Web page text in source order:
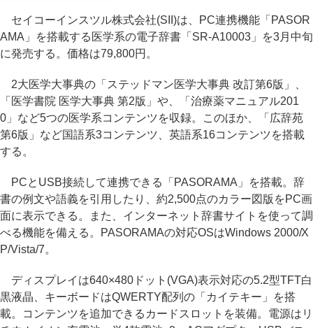
セイコーインスツル株式会社(SII)は、PC連携機能「PASOR
AMA」を搭載する医学系の電子辞書「SR-A10003」を3月中旬
に発売する。価格は79,800円。
2大医学大事典の「ステッドマン医学大事典 改訂第6版」、
「医学書院 医学大事典 第2版」や、「治療薬マニュアル201
0」など5つの医学系コンテンツを収録。このほか、「広辞苑
第6版」など国語系3コンテンツ、英語系16コンテンツを搭載
する。
PCとUSB接続して連携できる「PASORAMA」を搭載。辞
書の例文や語義を引用したり、約2,500点のカラー図版をPC画
面に表示できる。また、インターネット辞書サイトを使って調
べる機能を備える。PASORAMAの対応OSはWindows 2000/X
P/Vista/7。
ディスプレイは640×480ドット(VGA)表示対応の5.2型TFT白
黒液晶、キーボードはQWERTY配列の「カイテキー」を搭
載。コンテンツを追加できるカードスロットを装備。電源はリ